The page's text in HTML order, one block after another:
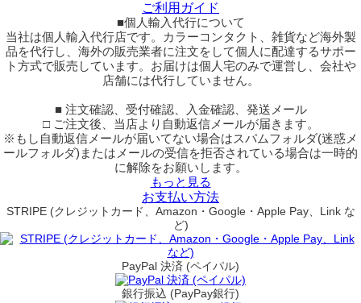
ご利用ガイド
■個人輸入代行について
当社は個人輸入代行店です。カラーコンタクト、雑貨など海外製
品を代行し、海外の販売業者に注文をして個人に配達するサポー
ト方式で販売しています。お届けは個人宅のみで運営し、会社や
店舗には代行していません。
■ 注文確認、受付確認、入金確認、発送メール
□ ご注文後、当店より自動返信メールが届きます。
※もし自動返信メールが届いてない場合はスパムフォルダ(迷惑メ
ールフォルダ)またはメールの受信を拒否されている場合は一時的
に解除をお願いします。
もっと見る
お支払い方法
STRIPE (クレジットカード、Amazon・Google・Apple Pay、Link な
ど)
PayPal 決済 (ペイパル)
銀行振込 (PayPay銀行)